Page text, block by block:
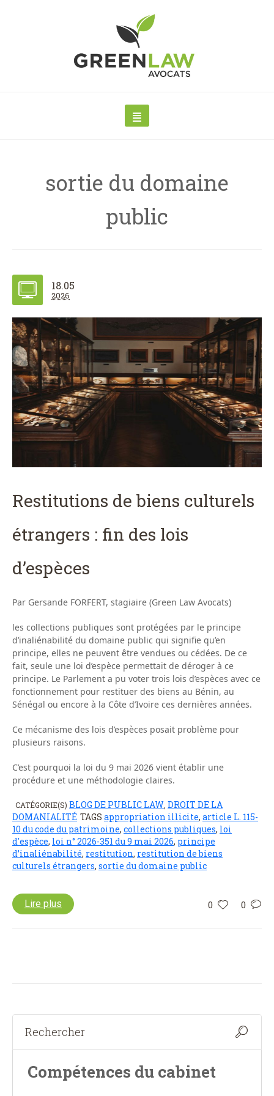
sortie du domaine
public
18.05
2026
Restitutions de biens culturels
étrangers : fin des lois
d’espèces
Par Gersande FORFERT, stagiaire (Green Law Avocats)
les collections publiques sont protégées par le principe
d’inaliénabilité du domaine public qui signifie qu’en
principe, elles ne peuvent être vendues ou cédées. De ce
fait, seule une loi d’espèce permettait de déroger à ce
principe. Le Parlement a pu voter trois lois d’espèces avec ce
fonctionnement pour restituer des biens au Bénin, au
Sénégal ou encore à la Côte d’Ivoire ces dernières années.
Ce mécanisme des lois d’espèces posait problème pour
plusieurs raisons.
C’est pourquoi la loi du 9 mai 2026 vient établir une
procédure et une méthodologie claires.
CATÉGORIE(S) BLOG DE PUBLIC LAW DROIT DE LA
DOMANIALITÉ TAGS appropriation illicite, article L. 115-
10 du code du patrimoine, collections publiques, loi
d'espèce, loi n° 2026-351 du 9 mai 2026, principe
d’inaliénabilité, restitution, restitution de biens
culturels étrangers, sortie du domaine public
0 0
Lire plus
Compétences du cabinet